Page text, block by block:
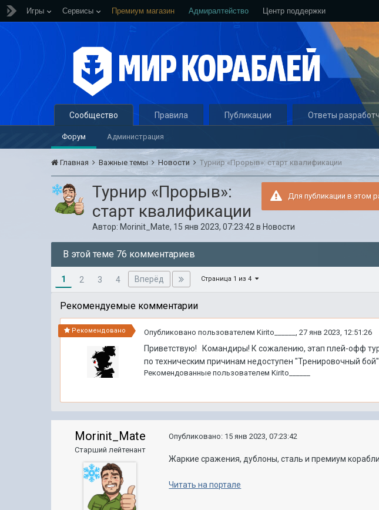
Игры Сервисы Премиум магазин Адмиралтейство Центр поддержки
Сообщество
Форум Администрация
Правила Публикации Ответы
Главная Важные темы Новости Турнир «Прорыв»: старт квалификации
Для публикации в этом
Турнир «Прорыв»:
старт квалификации
Автор: Morinit_Mate, 15 янв 2023, 07:23:42 в Новости
В этой теме 76 комментариев
1 2 3 4 Вперёд Страница 1 из 4
Рекомендуемые комментарии
Рекомендовано Опубликовано пользователемKirito______,27 янв 2023, 12:51:26
Приветствую! Командиры! К сожалению, этап плей-офф
по техническим причинам недоступен "Тренировочный
Рекомендованные пользователемKirito______
Morinit_Mate
Старший лейтенант
Опубликовано: 15 янв 2023, 07:23:42
Жаркие сражения, дублоны, сталь и премиум
Читать на портале